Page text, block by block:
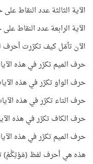
الآية الثالثة عدد النقاط على
الآية الرابعة عدد النقاط
الآن تأمّل كيف تكرّرت أحرف
حرف الميم تكرّر في هذه الآيات
حرف الواو تكرّر في هذه الآيات
حرف التاء تكرّر في هذه الآيات
حرف الكاف تكرّر في هذه الآيات
حرف الميم تكرّر في هذه الآيات
هذه هي أحرف لفظ (مَوْتِكُمْ)